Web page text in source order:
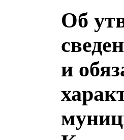
Об
и